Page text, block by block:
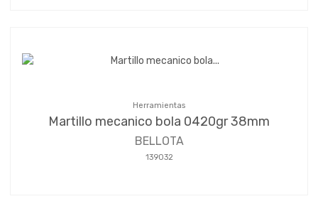
Herramientas
Martillo mecanico bola 0420gr 38mm
BELLOTA
139032